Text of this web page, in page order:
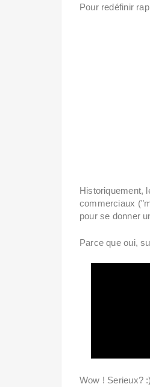
Pour redéfinir
Historiquement,
commerciaux
pour se donner
Parce que oui,
Wow ! Serieux? :)